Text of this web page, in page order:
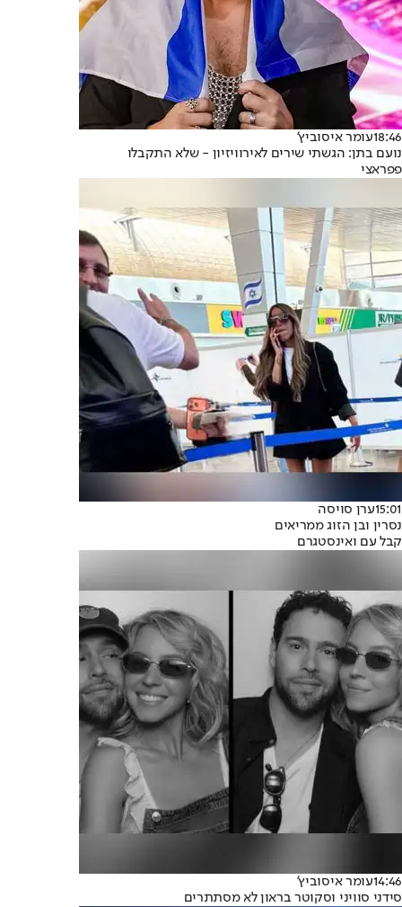
18:46עומר איסוביץ'
נועם בתן: הגשתי שירים לאירוויזיון - שלא התקבלו
פפראצי
15:01ערן סויסה
נסרין ובן הזוג ממריאים
קבל עם ואינסטגרם
14:46עומר איסוביץ'
סידני סוויני וסקוטר בראון לא מסתתרים